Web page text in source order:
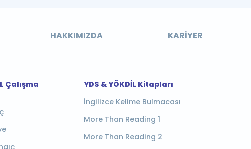
HAKKIMIZDA KARIYER
Çalışma
YDS & YÖKDİL Kitapları
İngilizce Kelime Bulmacası
More Than Reading 1
More Than Reading 2